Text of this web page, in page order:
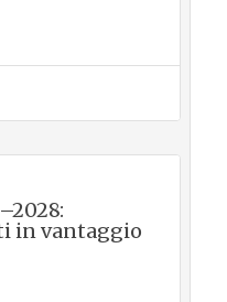
in vantaggio